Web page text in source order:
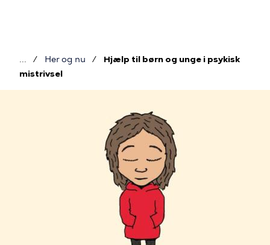
Brødkrumme
Her og nu
Hjælp til børn og unge i psykisk
mistrivsel